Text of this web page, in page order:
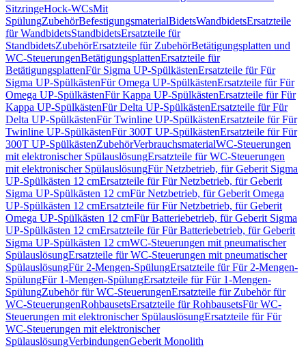
SitzringeHock-WCsMit
SpülungZubehörBefestigungsmaterialBidetsWandbidetsErsatzteile
für WandbidetsStandbidetsErsatzteile für
StandbidetsZubehörErsatzteile für ZubehörBetätigungsplatten und
WC-SteuerungenBetätigungsplattenErsatzteile für
BetätigungsplattenFür Sigma UP-SpülkästenErsatzteile für Für
Sigma UP-SpülkästenFür Omega UP-SpülkästenErsatzteile für Für
Omega UP-SpülkästenFür Kappa UP-SpülkästenErsatzteile für Für
Kappa UP-SpülkästenFür Delta UP-SpülkästenErsatzteile für Für
Delta UP-SpülkästenFür Twinline UP-SpülkästenErsatzteile für Für
Twinline UP-SpülkästenFür 300T UP-SpülkästenErsatzteile für Für
300T UP-SpülkästenZubehörVerbrauchsmaterialWC-Steuerungen
mit elektronischer SpülauslösungErsatzteile für WC-Steuerungen
mit elektronischer SpülauslösungFür Netzbetrieb, für Geberit Sigma
UP-Spülkästen 12 cmErsatzteile für Für Netzbetrieb, für Geberit
Sigma UP-Spülkästen 12 cmFür Netzbetrieb, für Geberit Omega
UP-Spülkästen 12 cmErsatzteile für Für Netzbetrieb, für Geberit
Omega UP-Spülkästen 12 cmFür Batteriebetrieb, für Geberit Sigma
UP-Spülkästen 12 cmErsatzteile für Für Batteriebetrieb, für Geberit
Sigma UP-Spülkästen 12 cmWC-Steuerungen mit pneumatischer
SpülauslösungErsatzteile für WC-Steuerungen mit pneumatischer
SpülauslösungFür 2-Mengen-SpülungErsatzteile für Für 2-Mengen-
SpülungFür 1-Mengen-SpülungErsatzteile für Für 1-Mengen-
SpülungZubehör für WC-SteuerungenErsatzteile für Zubehör für
WC-SteuerungenRohbausetsErsatzteile für RohbausetsFür WC-
Steuerungen mit elektronischer SpülauslösungErsatzteile für Für
WC-Steuerungen mit elektronischer
SpülauslösungVerbindungenGeberit Monolith